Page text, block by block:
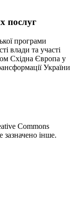
послуг
програми
влади та участі
Східна Європа у
України
Commons
інше.